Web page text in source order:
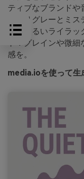
ティブなブランド
ー寄りグレーとミ
し、明るいライラ
ト：グレインや微
感を。
media.ioを使って生